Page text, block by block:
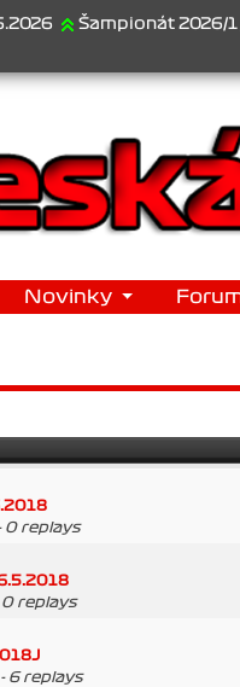
Šampionát 2026/1 je za
Novinky
0 replays
0 replays
6 replays